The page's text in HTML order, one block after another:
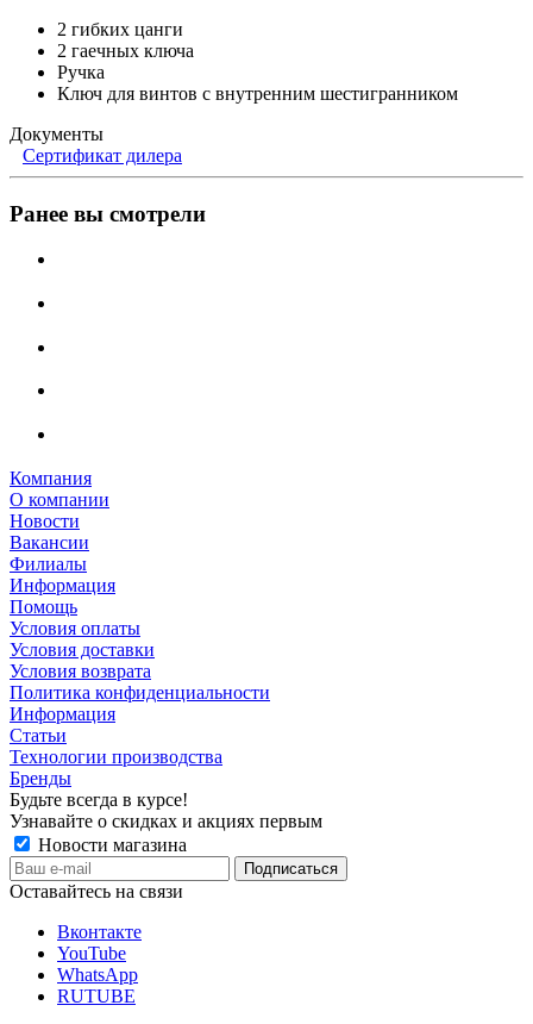
2 гибких цанги
2 гаечных ключа
Ручка
Ключ для винтов с внутренним шестигранником
Документы
Сертификат дилера
Ранее вы смотрели
Компания
О компании
Новости
Вакансии
Филиалы
Информация
Помощь
Условия оплаты
Условия доставки
Условия возврата
Политика конфиденциальности
Информация
Статьи
Технологии производства
Бренды
Будьте всегда в курсе!
Узнавайте о скидках и акциях первым
Новости магазина
Оставайтесь на связи
Вконтакте
YouTube
WhatsApp
RUTUBE